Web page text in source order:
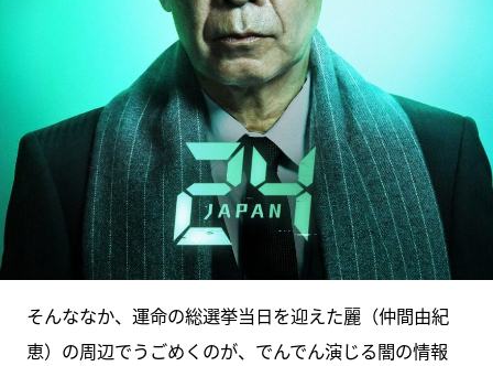
そんななか、運命の総選挙当日を迎えた麗（仲間由紀
恵）の周辺でうごめくのが、でんでん演じる闇の情報